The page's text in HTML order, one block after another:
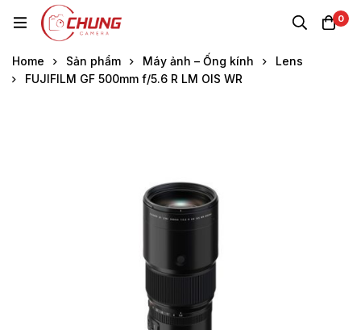
0
Home Sản phẩm Máy ảnh – Ống kính
Lens
FUJIFILM GF 500mm f/5.6 R LM OIS WR